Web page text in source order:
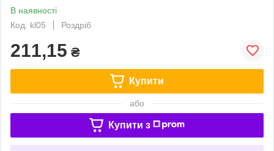
В наявності
Код: kl05
Роздріб
211,15 ₴
Купити
або
Купити з